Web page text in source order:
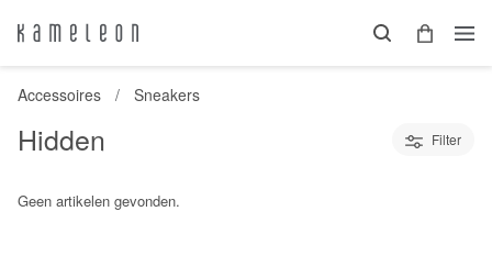
Accessoires Sneakers
Hidden Filter
Geen artikelen gevonden.